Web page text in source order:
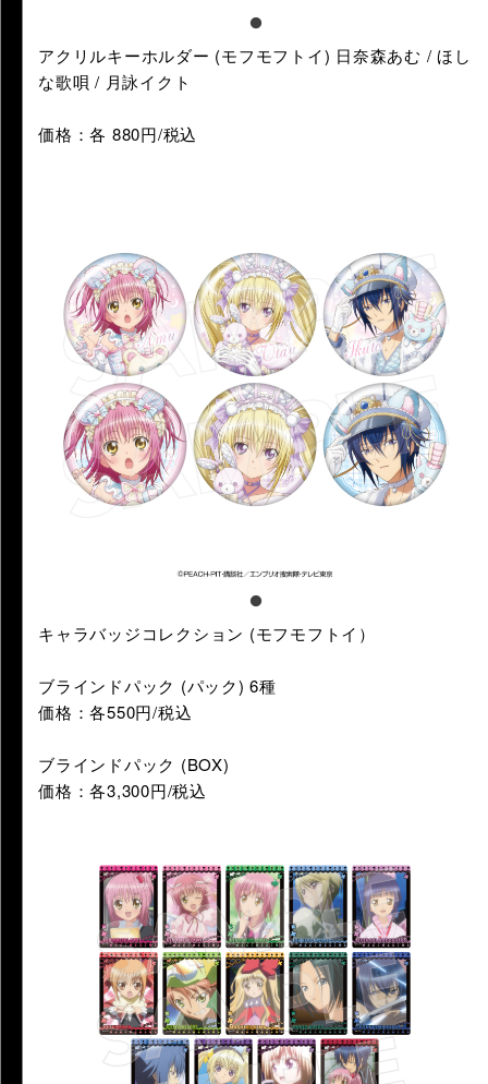
アクリルキーホルダー (モフモフトイ) 日奈森あむ / ほし
な歌唄 / 月詠イクト
価格：各 880円/税込
キャラバッジコレクション (モフモフトイ）
ブラインドパック (パック) 6種
価格：各550円/税込
ブラインドパック (BOX)
価格：各3,300円/税込